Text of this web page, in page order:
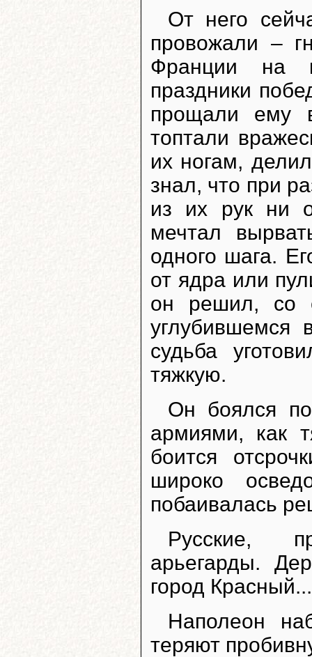
От него
провожали –
Франции на
праздники
прощали ему
топтали
их ногам,
знал, что при
из их рук ни
мечтал
одного шага.
от ядра или
он решил, со
углубившемся
судьба
тяжкую.
Он боялся
армиями, как
боится
широко
побаивалась
Русские,
арьегарды.
город Красный...
Наполеон
теряют